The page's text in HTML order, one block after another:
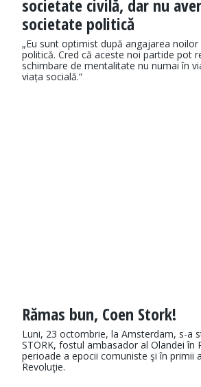
societate civilă, dar nu
societate politică
„Eu sunt optimist după angajarea
politică. Cred că aceste noi partide pot
schimbare de mentalitate nu numai în
viața socială.“
Rămas bun, Coen Stork!
Luni, 23 octombrie, la Amsterdam, s-a
STORK, fostul ambasador al Olandei în
perioade a epocii comuniste şi în primii
Revoluţie.